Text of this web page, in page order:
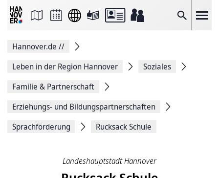
Suche
Seite
Facebook
teilen
Seitenlink
Seite
Hannover.de //
Leben in der Region Hannover
Soziales
Familie & Partnerschaft
Erziehungs- und Bildungspartnerschaften
Sprachförderung
Rucksack Schule
Landeshauptstadt Hannover